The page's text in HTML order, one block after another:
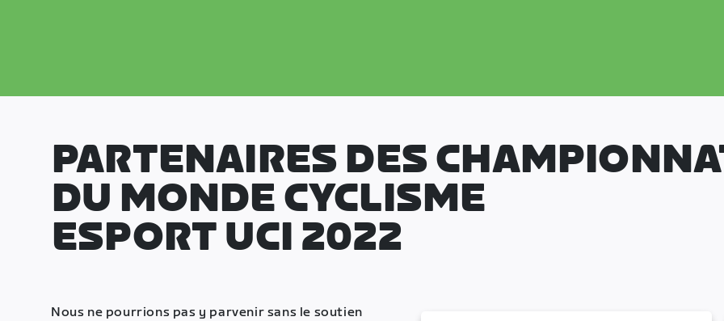
PARTENAIRES DES
DU MONDE CYCLISME
ESPORT UCI 2022
Nous ne pourrions pas y parvenir sans le soutien